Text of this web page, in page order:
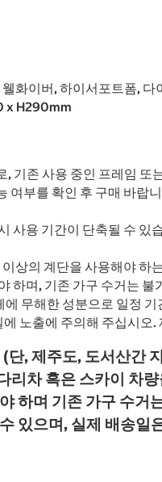
화이버, 하이서포트폼,
x H290mm
, 기존 사용 중인 프레임
여부를 확인 후 구매 바랍
사용 기간이 단축될 수 있
상의 계단을 사용해야
하며, 기존 가구 수거는 불
무해한 성분으로 일정
노출에 주의해 주십시오
, 제주도, 도서산간
리차 혹은 스카이 차
하며 기존 가구 수거
있으며, 실제 배송